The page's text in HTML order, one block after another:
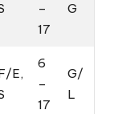
–
17
G
E,
6
–
17
G/
L